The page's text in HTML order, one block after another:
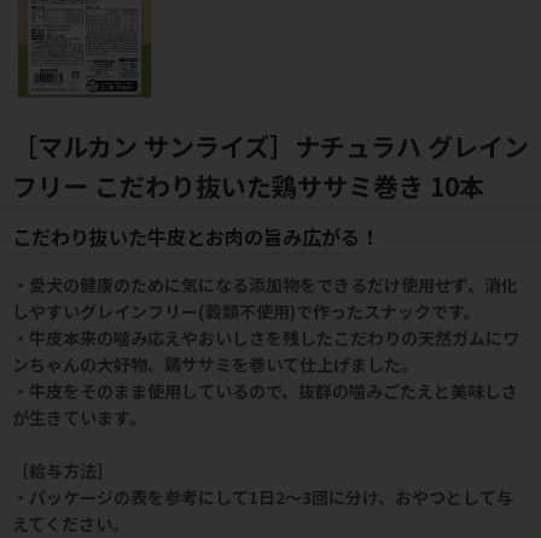
［マルカン サンライズ］ナチュラハ グレイン
フリー こだわり抜いた鶏ササミ巻き 10本
こだわり抜いた牛皮とお肉の旨み広がる！
・愛犬の健康のために気になる添加物をできるだけ使用せず、消化
しやすいグレインフリー(穀類不使用)で作ったスナックです。
・牛皮本来の噛み応えやおいしさを残したこだわりの天然ガムにワ
ンちゃんの大好物、鶏ササミを巻いて仕上げました。
・牛皮をそのまま使用しているので、抜群の噛みごたえと美味しさ
が生きています。
［給与方法］
・パッケージの表を参考にして1日2～3回に分け、おやつとして与
えてください。